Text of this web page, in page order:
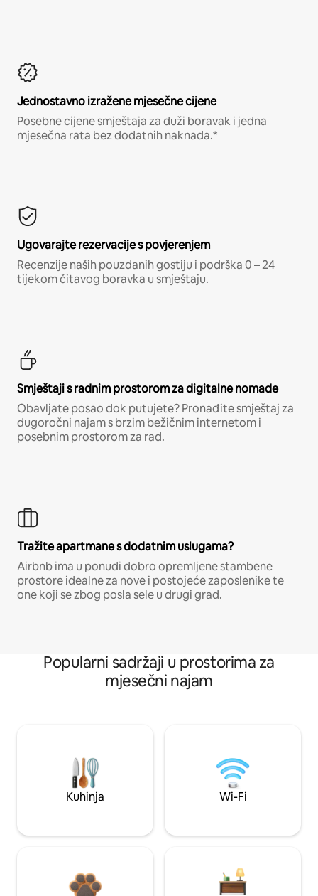
Jednostavno izražene mjesečne cijene
Posebne cijene smještaja za duži boravak i jedna
mjesečna rata bez dodatnih naknada.*
Ugovarajte rezervacije s povjerenjem
Recenzije naših pouzdanih gostiju i podrška 0 – 24
tijekom čitavog boravka u smještaju.
Smještaji s radnim prostorom za digitalne nomade
Obavljate posao dok putujete? Pronađite smještaj za
dugoročni najam s brzim bežičnim internetom i
posebnim prostorom za rad.
Tražite apartmane s dodatnim uslugama?
Airbnb ima u ponudi dobro opremljene stambene
prostore idealne za nove i postojeće zaposlenike te
one koji se zbog posla sele u drugi grad.
Popularni sadržaji u prostorima za
mjesečni najam
Kuhinja Wi-Fi